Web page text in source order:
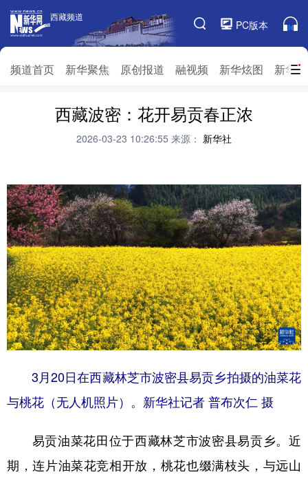
西藏频道
PC版本
频道首页 新华聚焦 原创报道 融视频 新华炫图 新华
西藏频道
频道栏目
频道首页 新华聚焦 原创报道
融视频
新华访谈 新华云直播
推广信息
西藏波密：花开易贡春正浓
2026-03-23 10:26:55 来源： 新华社
3月20日在西藏林芝市波密县易贡乡拍摄的油菜花
与桃花（无人机照片）。新华社记者 普布次仁 摄
易贡油菜花田位于西藏林芝市波密县易贡乡。近
期，连片油菜花竞相开放，桃花也缀满枝头，与远山